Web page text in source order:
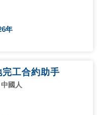
年
工合約助手
國人